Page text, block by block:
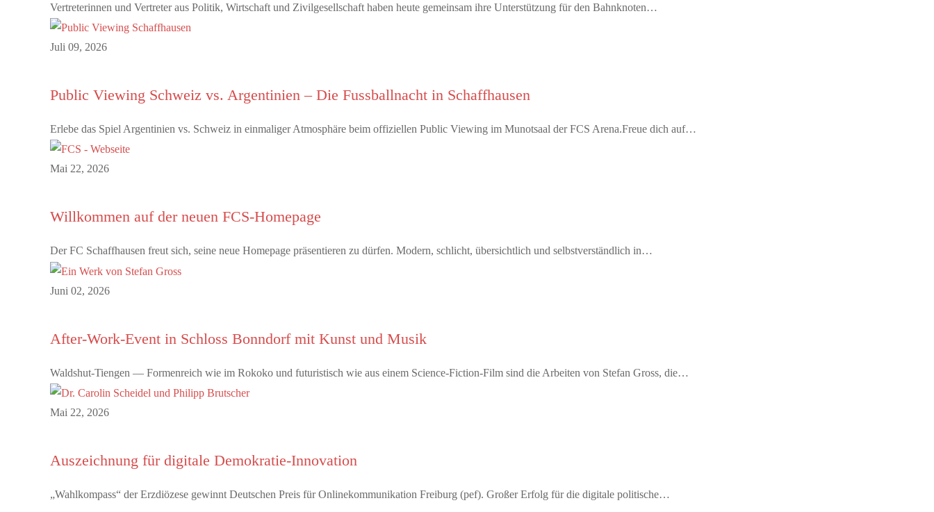
Vertreterinnen und Vertreter aus Politik, Wirtschaft und Zivilgesellschaft haben heute gemeinsam ihre Unterstützung für den Bahnknoten…
Juli 09, 2026
Public Viewing Schweiz vs. Argentinien – Die Fussballnacht in Schaffhausen
Erlebe das Spiel Argentinien vs. Schweiz in einmaliger Atmosphäre beim offiziellen Public Viewing im Munotsaal der FCS Arena.Freue dich auf…
Mai 22, 2026
Willkommen auf der neuen FCS-Homepage
Der FC Schaffhausen freut sich, seine neue Homepage präsentieren zu dürfen. Modern, schlicht, übersichtlich und selbstverständlich in…
Juni 02, 2026
After-Work-Event in Schloss Bonndorf mit Kunst und Musik
Waldshut-Tiengen — Formenreich wie im Rokoko und futuristisch wie aus einem Science-Fiction-Film sind die Arbeiten von Stefan Gross, die…
Mai 22, 2026
Auszeichnung für digitale Demokratie-Innovation
„Wahlkompass“ der Erzdiözese gewinnt Deutschen Preis für Onlinekommunikation Freiburg (pef). Großer Erfolg für die digitale politische…